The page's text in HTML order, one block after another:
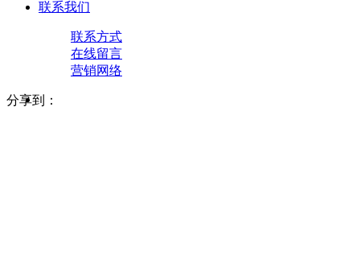
联系我们
联系方式
在线留言
营销网络
分享到：